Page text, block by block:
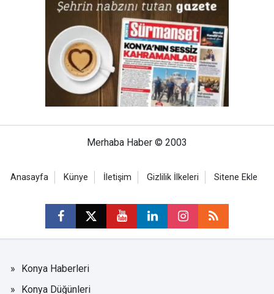
Merhaba Haber © 2003
Anasayfa Künye İletişim Gizlilik İlkeleri Sitene Ekle
Konya Haberleri
Konya Düğünleri